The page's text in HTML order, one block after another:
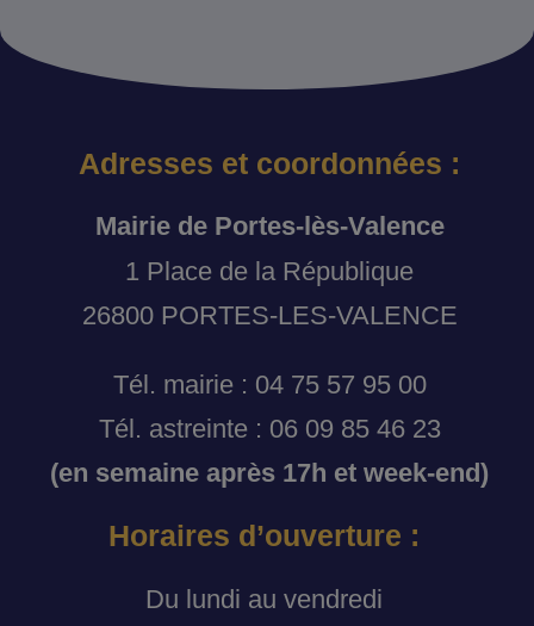
Adresses et coordonnées :
Mairie de Portes-lès-Valence
1 Place de la République
26800 PORTES-LES-VALENCE
Tél. mairie : 04 75 57 95 00
Tél. astreinte : 06 09 85 46 23
(en semaine après 17h et week-end)
Horaires d’ouverture :
Du lundi au vendredi